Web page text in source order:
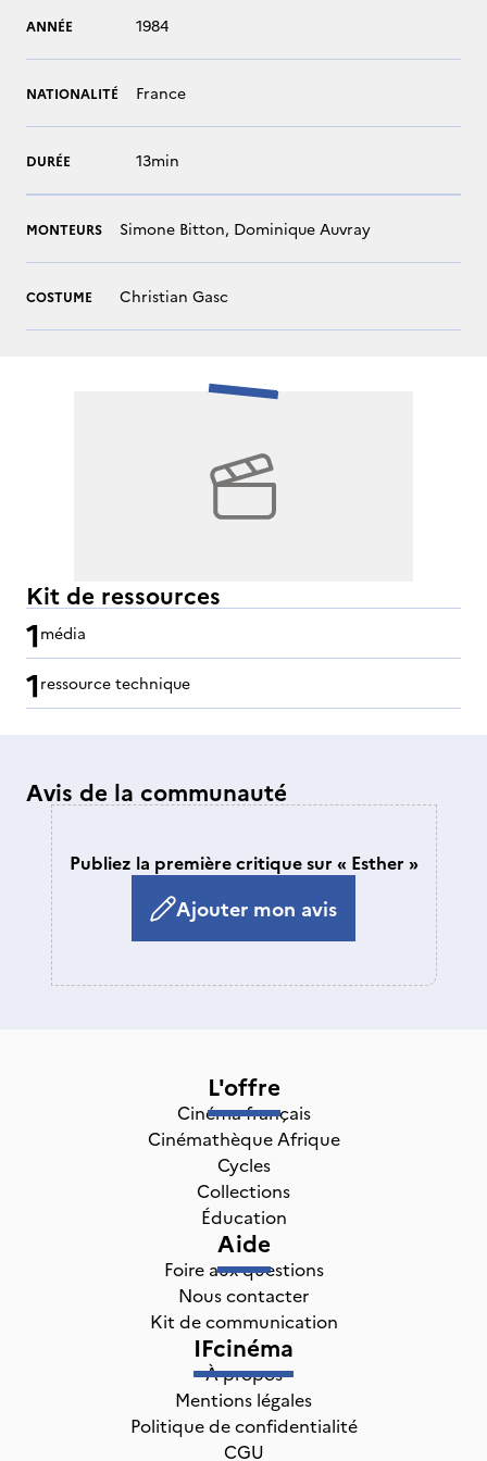
ANNÉE 1984
NATIONALITÉ France
DURÉE 13min
MONTEURS Simone Bitton, Dominique Auvray
COSTUME Christian Gasc
Kit de ressources
1média
1ressource technique
Avis de la communauté
Publiez la première critique sur « Esther »
Ajouter mon avis
L'offre
Cinéma français
Cinémathèque Afrique
Cycles
Collections
Éducation
Aide
Foire aux questions
Nous contacter
Kit de communication
IFcinéma
À propos
Mentions légales
Politique de confidentialité
CGU